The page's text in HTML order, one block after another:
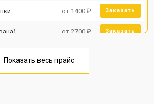
от 1400 ₽ Заказать
от 2700 ₽ Заказать
от 1750 ₽
Показать весь прайс